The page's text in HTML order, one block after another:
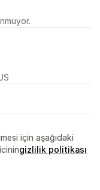
için aşağıdaki
gizlilik politikası